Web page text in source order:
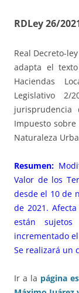
RDLey 26/
Real Decreto-
adapta el
Haciendas
Legislativo
jurisprudencia
Impuesto
Naturaleza
Resumen:
Valor de los
desde el 10 de
de 2021.
están
incrementado
Se realizará un
Ir a la página